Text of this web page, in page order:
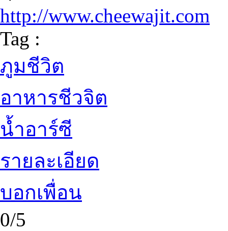
http://www.cheewajit.com
Tag :
ภูมชีวิต
อาหารชีวจิต
น้ำอาร์ซี
รายละเอียด
บอกเพื่อน
0/5